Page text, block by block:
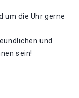
um die Uhr gerne
und
sein!